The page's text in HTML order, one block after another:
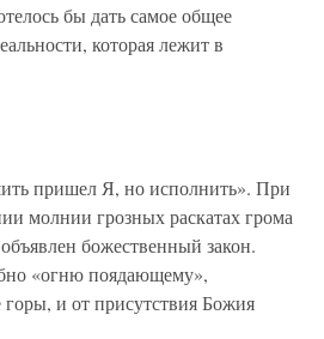
бы дать самое общее
которая лежит в
пришел Я, но исполнить». При
молнии грозных раскатах грома
божественный закон.
«огню поядающему»,
и от присутствия Божия